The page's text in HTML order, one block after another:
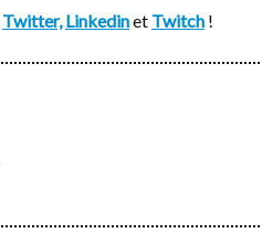
Twitter, Linkedinet Twitch !